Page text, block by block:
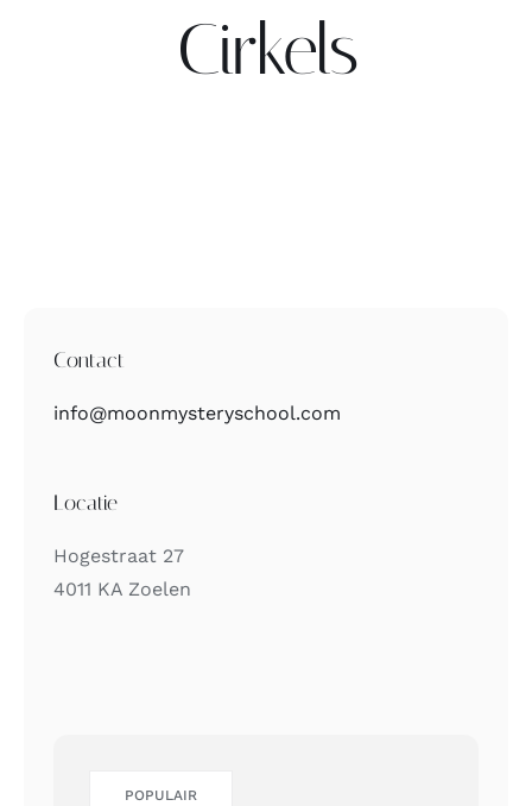
Contact
Cirkels
Contact
info@moonmysteryschool.com
Locatie
Hogestraat 27
4011 KA Zoelen
POPULAIR